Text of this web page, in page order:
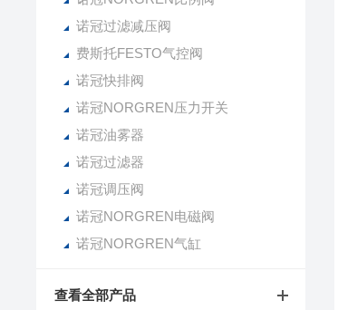
诺冠过滤减压阀
费斯托FESTO气控阀
诺冠快排阀
诺冠NORGREN压力开关
诺冠油雾器
诺冠过滤器
诺冠调压阀
诺冠NORGREN电磁阀
诺冠NORGREN气缸
查看全部产品